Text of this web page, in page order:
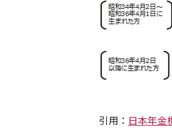
引用： 日本年金